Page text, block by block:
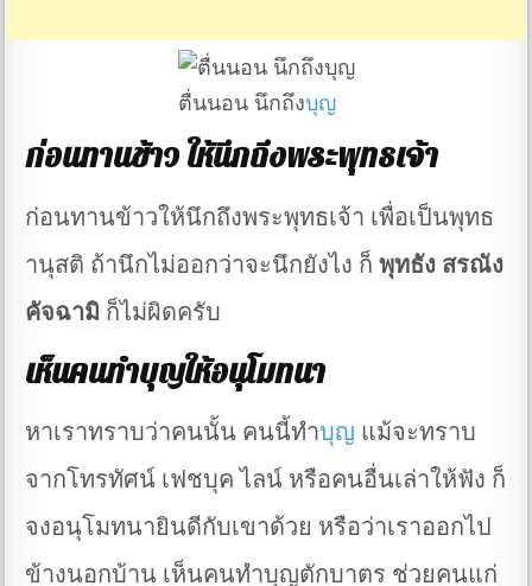
ตื่นนอน นึกถึงบุญ
ก่อนทานข้าว ให้นึกถึงพระพุทธเจ้า
ก่อนทานข้าวให้นึกถึงพระพุทธเจ้า เพื่อเป็นพุทธ
านุสติ ถ้านึกไม่ออกว่าจะนึกยังไง ก็พุทธัง สรณัง
คัจฉามิ ก็ไม่ผิดครับ
เห็นคนทำบุญให้อนุโมทนา
หาเราทราบว่าคนนั้น คนนี้ทำบุญ แม้จะทราบ
จากโทรทัศน์ เฟชบุค ไลน์ หรือคนอื่นเล่าให้ฟัง ก็
จงอนุโมทนายินดีกับเขาด้วย หรือว่าเราออกไป
ข้างนอกบ้าน เห็นคนทำบุญตักบาตร ช่วยคนแก่